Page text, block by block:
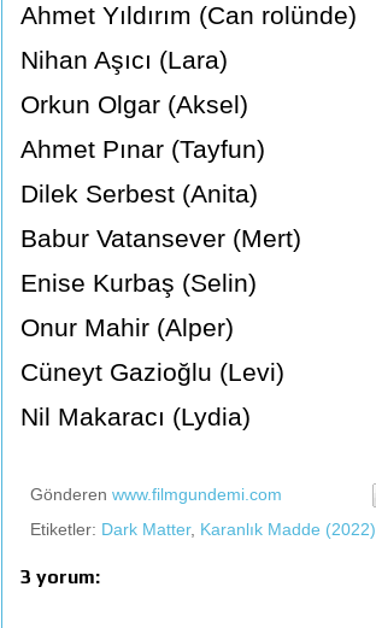
Ahmet Yıldırım (Can rolünde)
Nihan Aşıcı (Lara)
Orkun Olgar (Aksel)
Ahmet Pınar (Tayfun)
Dilek Serbest (Anita)
Babur Vatansever (Mert)
Enise Kurbaş (Selin)
Onur Mahir (Alper)
Cüneyt Gazioğlu (Levi)
Nil Makaracı (Lydia)
Gönderen www.filmgundemi.com
Etiketler: Dark Matter, Karanlık Madde (2022)
3 yorum: